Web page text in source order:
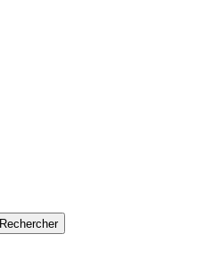
Rechercher